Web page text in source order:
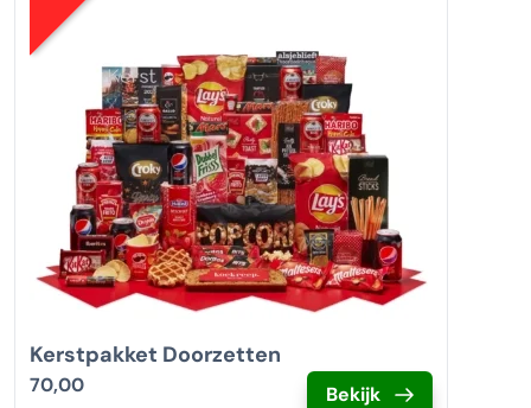
Kerstpakket Doorzetten
70,00 Bekijk